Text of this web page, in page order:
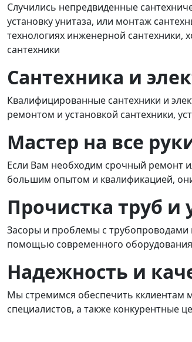
Случились непредвиденные
установку унитаза, или монтаж
технологиях инженерной сантехники,
сантехники
Сантехника и
Квалифицированные сантехники и
ремонтом и установкой сантехники,
Мастер на все
Если Вам необходим срочный ремонт
большим опытом и квалификацией,
Прочистка труб и
Засоры и проблемы с трубопроводами
помощью современного
Надежность и
Мы стремимся обеспечить кклиентам
специалистов, а также